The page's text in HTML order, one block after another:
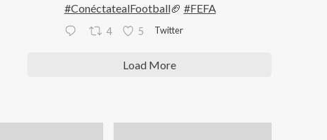
#ConéctatealFootball🏈 #FEFA
4 5 Twitter
Load More